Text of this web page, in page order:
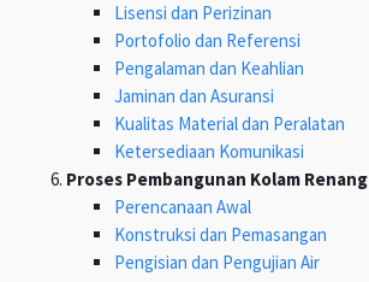
Lisensi dan Perizinan
Portofolio dan Referensi
Pengalaman dan Keahlian
Jaminan dan Asuransi
Kualitas Material dan Peralatan
Ketersediaan Komunikasi
Proses Pembangunan Kolam Renang
Perencanaan Awal
Konstruksi dan Pemasangan
Pengisian dan Pengujian Air